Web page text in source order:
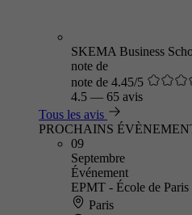
SKEMA Business
note de
note de 4.45/5
4.5 — 65 avis
Tous les avis
PROCHAINS
09
Septembre
Événement
EPMT - École de Paris
Paris